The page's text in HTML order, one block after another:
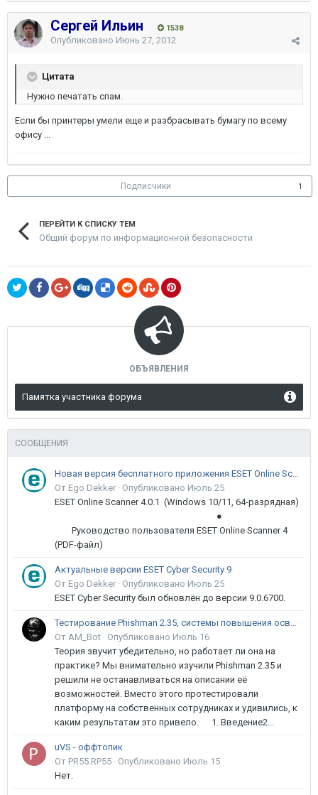
Сергей Ильин 1538
Опубликовано Июнь 27, 2012
Цитата
Нужно печатать спам.
Если бы принтеры умели еще и разбрасывать бумагу по всему
офису ...
Подписчики 1
ПЕРЕЙТИ К СПИСКУ ТЕМ
Общий форум по информационной безопасности
ОБЪЯВЛЕНИЯ
Памятка участника форума
СООБЩЕНИЯ
Новая версия бесплатного приложения ESET Online Scanner доступна пользователям
От Ego Dekker · Опубликовано Июль 25
ESET Online Scanner 4.0.1 (Windows 10/11, 64-разрядная)
●
Руководство пользователя ESET Online Scanner 4
(PDF-файл)
Актуальные версии ESET Cyber Security 9
От Ego Dekker · Опубликовано Июль 25
ESET Cyber Security был обновлён до версии 9.0.6700.
Тестирование Phishman 2.35, системы повышения осведомлённости пользователей в сфере ИБ
От AM_Bot · Опубликовано Июль 16
Теория звучит убедительно, но работает ли она на
практике? Мы внимательно изучили Phishman 2.35 и
решили не останавливаться на описании её
возможностей. Вместо этого протестировали
платформу на собственных сотрудниках и удивились, к
каким результатам это привело. 1. Введение2...
uVS - оффтопик
От PR55.RP55 · Опубликовано Июль 15
Нет.